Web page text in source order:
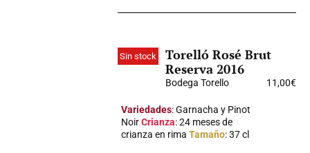
Sin stock
Torelló Rosé Brut
Reserva 2016
Bodega Torello 11,00€
Variedades: Garnacha y Pinot
NoirCrianza: 24 meses de
crianza en rima Tamaño: 37 cl